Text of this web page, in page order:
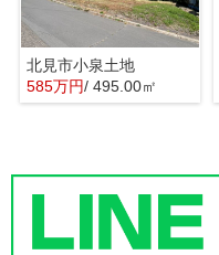
北見市小泉土地
585万円/ 495.00㎡